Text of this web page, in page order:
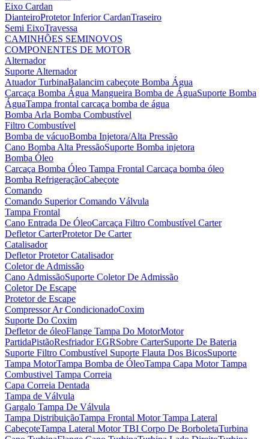
Eixo Cardan
DianteiroProtetor Inferior CardanTraseiro
Semi EixoTravessa
CAMINHÕES SEMINOVOS
COMPONENTES DE MOTOR
Alternador
Suporte Alternador
Atuador TurbinaBalancim cabeçote Bomba Água
Carcaça Bomba Água Mangueira Bomba de ÁguaSuporte Bomba
ÁguaTampa frontal carcaça bomba de água
Bomba Arla Bomba Combustível
Filtro Combustível
Bomba de vácuoBomba Injetora/Alta Pressão
Cano Bomba Alta PressãoSuporte Bomba injetora
Bomba Óleo
Carcaça Bomba Óleo Tampa Frontal Carcaça bomba óleo
Bomba RefrigeraçãoCabeçote
Comando
Comando SuperiorComando Válvula
Tampa Frontal
Cano Entrada De ÓleoCarcaça Filtro Combustível Carter
Defletor CarterProtetor De Carter
Catalisador
Defletor Protetor Catalisador
Coletor de Admissão
Cano AdmissãoSuporte Coletor De Admissão
Coletor De Escape
Protetor de Escape
Compressor Ar CondicionadoCoxim
Suporte Do Coxim
Defletor de óleoFlange Tampa Do MotorMotor
PartidaPistãoResfriador EGRSobre CarterSuporte De Bateria
Suporte Filtro Combustível Suporte Flauta Dos BicosSuporte
Tampa MotorTampa Bomba de ÓleoTampa Capa MotorTampa
Combustivel Tampa Correia
Capa Correia Dentada
Tampa de Válvula
Gargalo Tampa De Válvula
Tampa DistribuiçãoTampa Frontal MotorTampa Lateral
CabeçoteTampa Lateral MotorTBI Corpo De BorboletaTurbina